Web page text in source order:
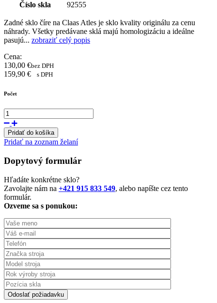
Číslo skla
92555
Zadné sklo číre na Claas Atles je sklo kvality originálu za cenu
náhrady. Všetky predávane sklá majú homologizáciu a ideálne
pasujú... zobraziť celý popis
Cena:
130,00 €bez DPH
159,90 € s DPH
Počet
Pridať do košíka
Pridať na zoznam želaní
Dopytový formulár
Hľadáte konkrétne sklo?
Zavolajte nám na +421 915 833 549, alebo napíšte cez tento
formulár.
Ozveme sa s ponukou:
Odoslať požiadavku